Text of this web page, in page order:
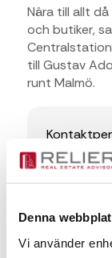
Denna
Vi använder
Nära till allt
och butiker,
till Gustav
runt Malmö.
Fanny